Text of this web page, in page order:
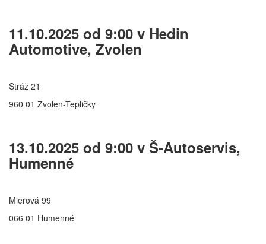
11.10.2025 od 9:00 v Hedin
Automotive, Zvolen
Stráž 21
960 01 Zvolen-Tepličky
13.10.2025 od 9:00 v Š-Autoservis,
Humenné
Mierová 99
066 01 Humenné